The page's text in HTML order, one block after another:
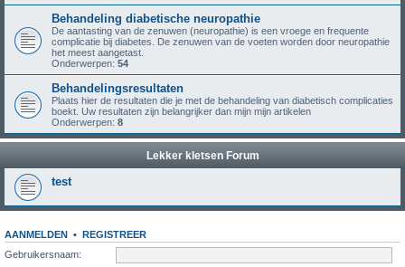
Behandeling diabetische neuropathie
De aantasting van de zenuwen (neuropathie) is een vroege en frequente
complicatie bij diabetes. De zenuwen van de voeten worden door neuropathie
het meest aangetast.
Onderwerpen: 54
Behandelingsresultaten
Plaats hier de resultaten die je met de behandeling van diabetisch complicaties
boekt. Uw resultaten zijn belangrijker dan mijn mijn artikelen
Onderwerpen: 8
Lekker kletsen Forum
test
AANMELDEN • REGISTREER
Gebruikersnaam: